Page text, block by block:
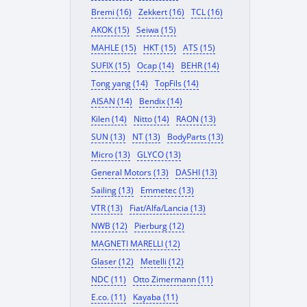
Bremi (16) Zekkert (16)
TCL (16)
AKOK (15)
Seiwa (15)
MAHLE (15)
HKT (15)
ATS (15)
SUFIX (15)
Ocap (14)
BEHR (14)
Tong yang (14)
TopFils (14)
AISAN (14)
Bendix (14)
Kilen (14)
Nitto (14)
RAON (13)
SUN (13)
NT (13)
BodyParts (13)
Micro (13)
GLYCO (13)
General Motors (13)
DASHI (13)
Sailing (13)
Emmetec (13)
VTR (13)
Fiat/Alfa/Lancia (13)
NWB (12)
Pierburg (12)
MAGNETI MARELLI (12)
Glaser (12)
Metelli (12)
NDC (11)
Otto Zimermann (11)
E.co. (11)
Kayaba (11)